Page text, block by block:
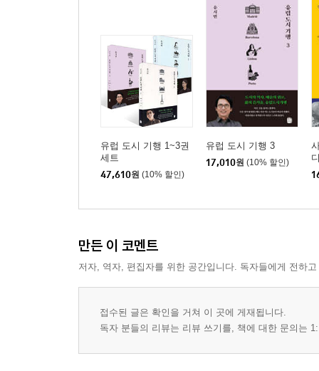
난해하고 불친절한 박물관, 아야소피아
구시가의 아잔 배틀
젊은 황제의 호연지지, 토프카프 궁전
돌마바흐체 궁전, 명품을 버리고 짝퉁을 택하다
아타튀르크, 이스탄불의 터키화
탁심 광장에서 갈라타 타워까지
내키는 대로 다닌 이스탄불
터키식 커피? 오스만식 커피!
4 파리, 인류 문명의 최전선
루브르, 들어가도 들어가지 않아도 후회할 박물관
개선문의 나폴레옹
유럽 도시 기행 1~3권
세트
47,610원 (10% 할인)
유럽 도시 기행 3
17,010원 (10% 할인)
만든 이 코멘트
저자, 역자, 편집자를 위한 공간입니다. 독자들에게 전하
접수된 글은 확인을 거쳐 이 곳에 게재됩니다.
독자 분들의 리뷰는 리뷰 쓰기를, 책에 대한 문의는